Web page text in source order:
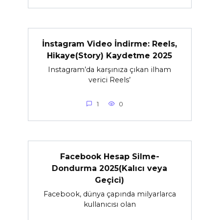
İnstagram Video İndirme: Reels,
Hikaye(Story) Kaydetme 2025
Instagram’da karşınıza çıkan ilham
verici Reels’
1 0
Facebook Hesap Silme-
Dondurma 2025(Kalıcı veya
Geçici)
Facebook, dünya çapında milyarlarca
kullanıcısı olan